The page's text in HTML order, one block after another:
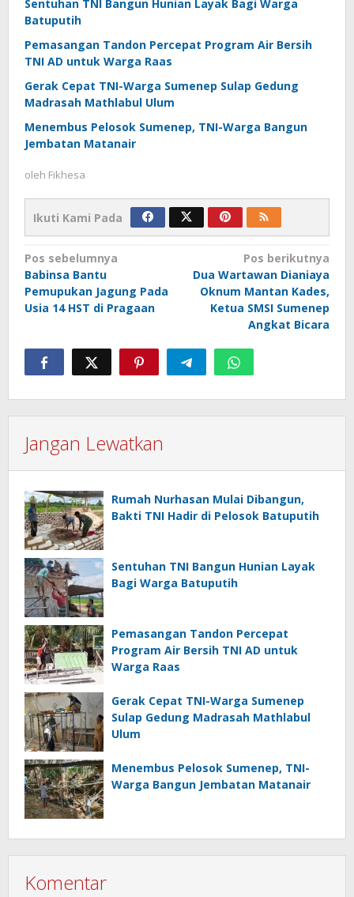
Sentuhan TNI Bangun Hunian Layak Bagi Warga
Batuputih
Pemasangan Tandon Percepat Program Air Bersih
TNI AD untuk Warga Raas
Gerak Cepat TNI-Warga Sumenep Sulap Gedung
Madrasah Mathlabul Ulum
Menembus Pelosok Sumenep, TNI-Warga Bangun
Jembatan Matanair
oleh Fikhesa
Ikuti Kami Pada
Navigasi
pos
Pos sebelumnya
Babinsa Bantu
Pemupukan Jagung Pada
Usia 14 HST di Pragaan
Pos berikutnya
Dua Wartawan Dianiaya
Oknum Mantan Kades,
Ketua SMSI Sumenep
Angkat Bicara
Jangan Lewatkan
Rumah Nurhasan Mulai Dibangun,
Bakti TNI Hadir di Pelosok Batuputih
Sentuhan TNI Bangun Hunian Layak
Bagi Warga Batuputih
Pemasangan Tandon Percepat
Program Air Bersih TNI AD untuk
Warga Raas
Gerak Cepat TNI-Warga Sumenep
Sulap Gedung Madrasah Mathlabul
Ulum
Menembus Pelosok Sumenep, TNI-
Warga Bangun Jembatan Matanair
Komentar